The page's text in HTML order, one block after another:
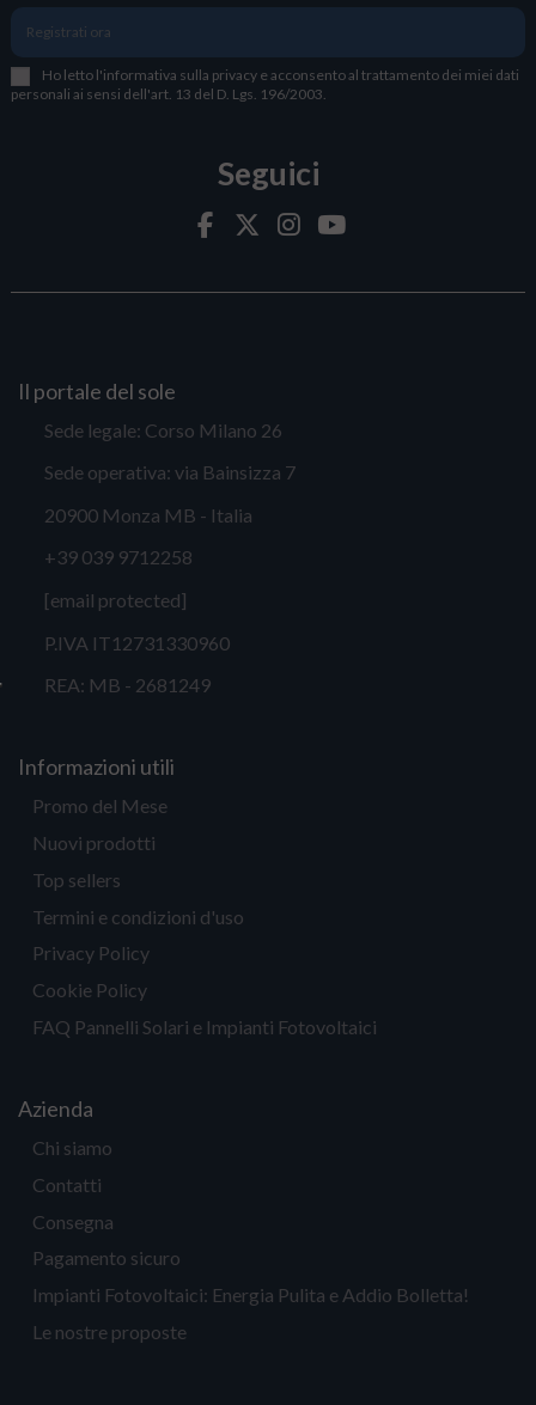
Registrati ora
Ho letto l'informativa sulla privacy e acconsento al trattamento dei miei dati
personali ai sensi dell'art. 13 del D. Lgs. 196/2003.
Seguici
Il portale del sole
Sede legale: Corso Milano 26
Sede operativa: via Bainsizza 7
20900 Monza MB - Italia
+39 039 9712258
[email protected]
P.IVA IT12731330960
REA: MB - 2681249
Informazioni utili
Promo del Mese
Nuovi prodotti
Top sellers
Termini e condizioni d'uso
Privacy Policy
Cookie Policy
FAQ Pannelli Solari e Impianti Fotovoltaici
Azienda
Chi siamo
Contatti
Consegna
Pagamento sicuro
Impianti Fotovoltaici: Energia Pulita e Addio Bolletta!
Le nostre proposte